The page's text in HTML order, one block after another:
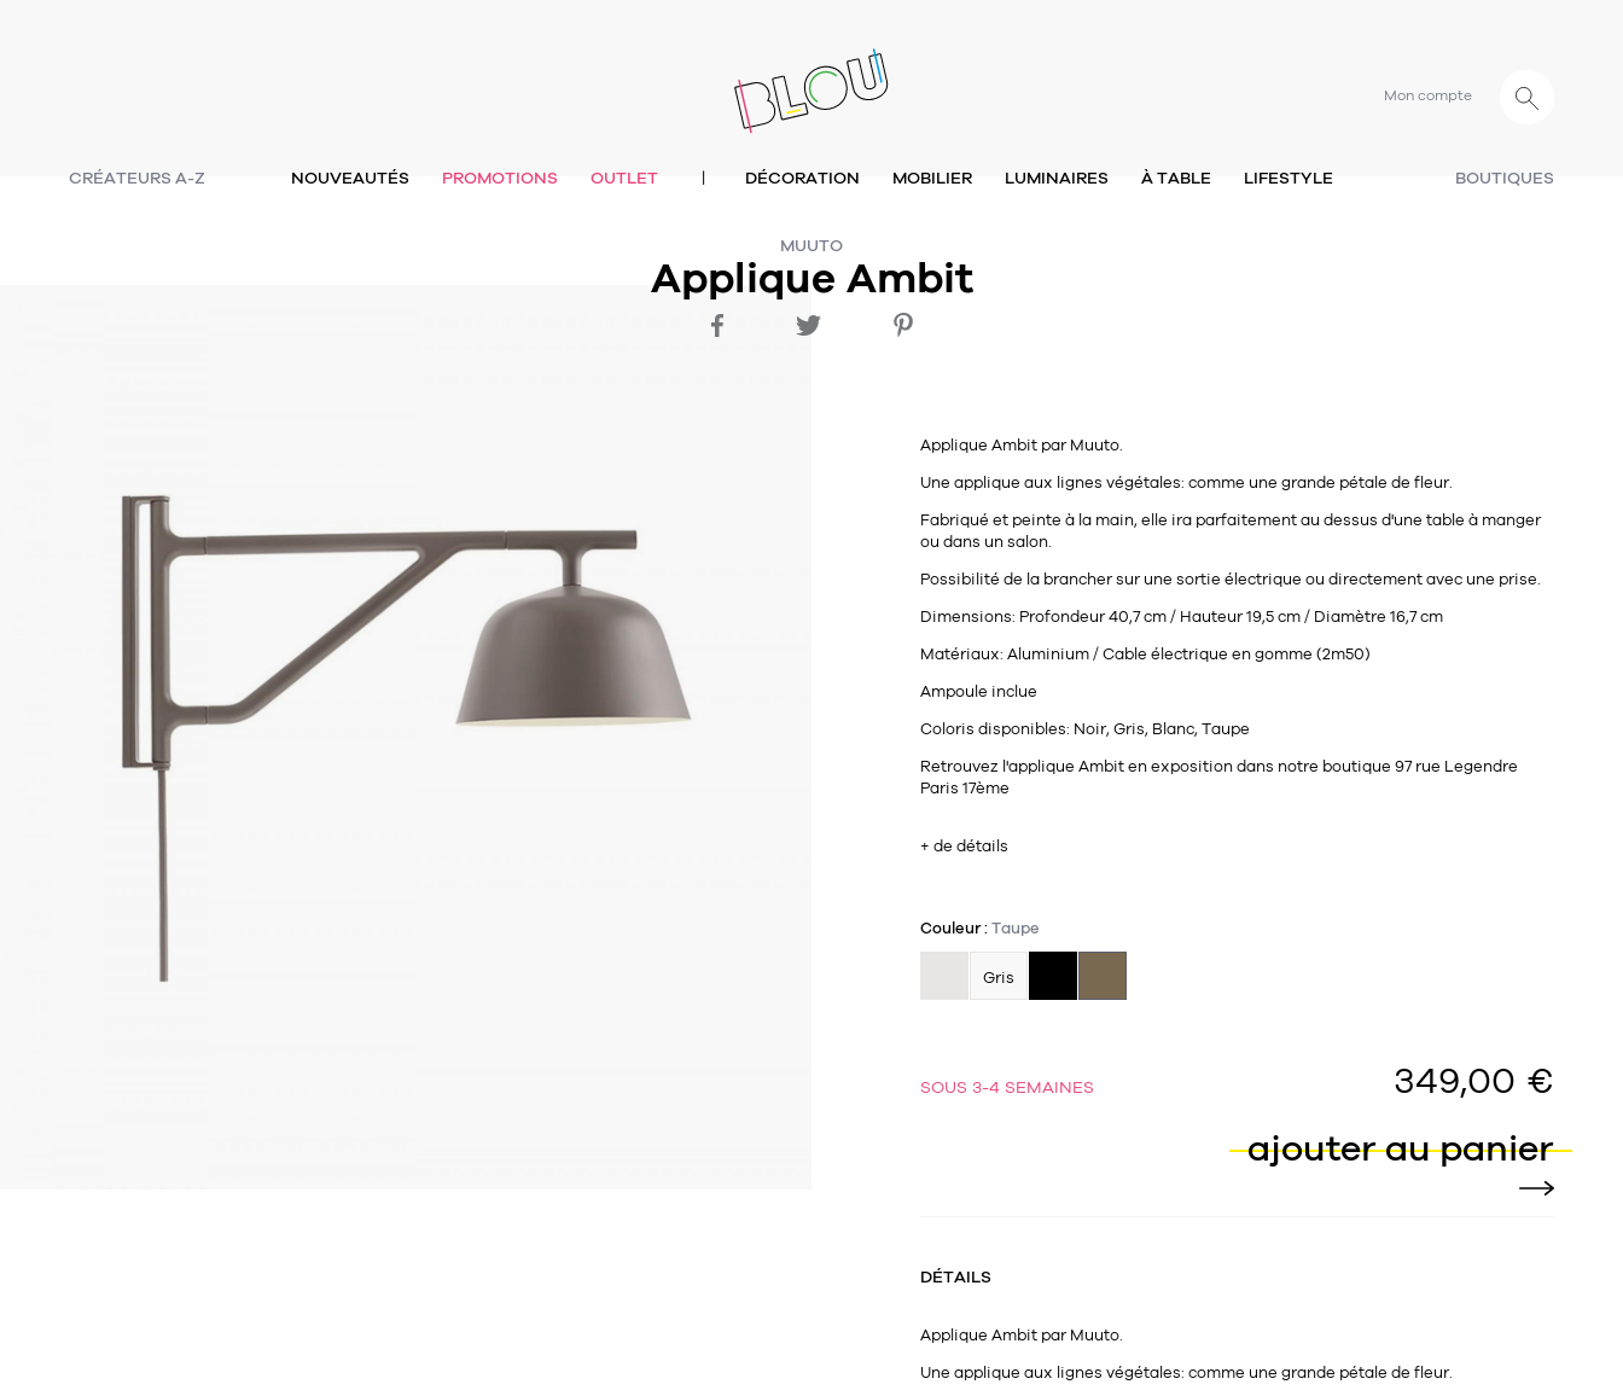
Mon compte
CRÉATEURS A-Z BOUTIQUES
NOUVEAUTÉS PROMOTIONS OUTLET | DÉCORATION MOBILIER LUMINAIRES À TABLE LIFESTYLE
MUUTO
Applique Ambit
Applique Ambit parMuuto.
Une applique aux lignes végétales: comme une grande pétale de fleur.
Fabriqué et peinte à la main, elle ira parfaitement au dessus d'une table à manger
ou dans un salon.
Possibilité de la brancher sur une sortie électrique ou directement avec une prise.
Dimensions: Profondeur 40,7 cm / Hauteur 19,5 cm / Diamètre 16,7 cm
Matériaux: Aluminium / Cable électrique en gomme (2m50)
Ampoule inclue
Coloris disponibles: Noir, Gris, Blanc, Taupe
Retrouvez l'applique Ambit en exposition dans notre boutique 97 rue Legendre
Paris 17ème
+ de détails
Couleur :Taupe
Gris
SOUS 3-4 SEMAINES
349,00 €
ajouter au panier
DÉTAILS
Applique Ambit parMuuto.
Une applique aux lignes végétales: comme une grande pétale de fleur.